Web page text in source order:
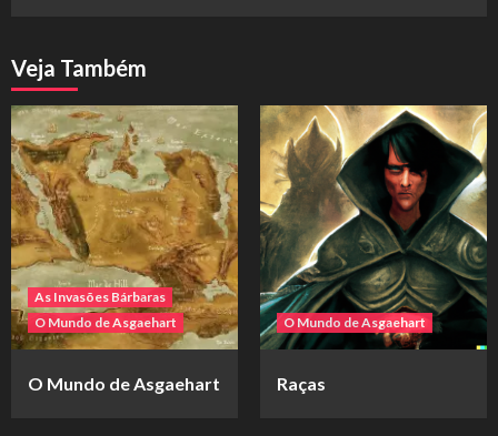
Veja Também
As Invasões Bárbaras
O Mundo de Asgaehart
O Mundo de Asgaehart
O Mundo de Asgaehart
Raças